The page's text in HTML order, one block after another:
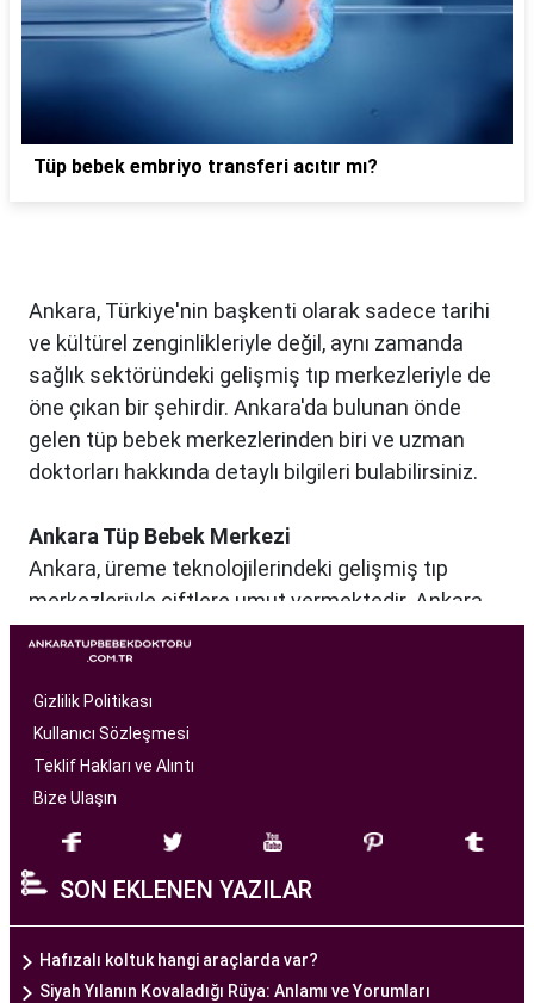
Tüp bebek embriyo transferi acıtır mı?
Ankara, Türkiye'nin başkenti olarak sadece tarihi
ve kültürel zenginlikleriyle değil, aynı zamanda
sağlık sektöründeki gelişmiş tıp merkezleriyle de
öne çıkan bir şehirdir. Ankara'da bulunan önde
gelen tüp bebek merkezlerinden biri ve uzman
doktorları hakkında detaylı bilgileri bulabilirsiniz.
Ankara Tüp Bebek Merkezi
Ankara, üreme teknolojilerindeki gelişmiş tıp
merkezleriyle çiftlere umut vermektedir. Ankara
Tüp Bebek Merkezi, kısırlık sorunu yaşayan
çiftlere profesyonel ve bireysel bir yaklaşımla
hizmet sunan bir sağlık kuruluşudur. Modern
tıbbın son teknolojilerini kullanarak, çiftlere
başarılı tüp bebek tedavileri sunmayı amaçlar.
bir ekip tarafından yönetilmektedir. Burada görev
alan tıp profesyonelleri, çiftlere kişiselleştirilmiş
tedavi planları sunarak, her çiftin özel durumunu
dikkate alır. Ayrıca, merkezde kullanılan teknoloji
ve ekipmanlar, tedavi sürecini daha etkili ve
Gizlilik Politikası
Kullanıcı Sözleşmesi
Teklif Hakları ve Alıntı
Bize Ulaşın
SON EKLENEN YAZILAR
Hafızalı koltuk hangi araçlarda var?
Siyah Yılanın Kovaladığı Rüya: Anlamı ve Yorumları